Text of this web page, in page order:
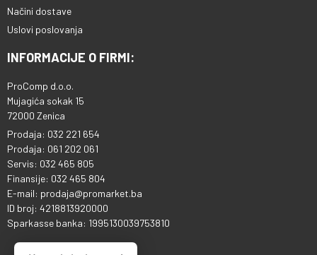
Načini dostave
Uslovi poslovanja
INFORMACIJE O FIRMI:
ProComp d.o.o.
Mujagića sokak 15
72000 Zenica
Prodaja: 032 221 654
Prodaja: 061 202 061
Servis: 032 465 805
Finansije: 032 465 804
E-mail: prodaja@promarket.ba
ID broj: 4218813920000
Sparkasse banka: 1995130039753810